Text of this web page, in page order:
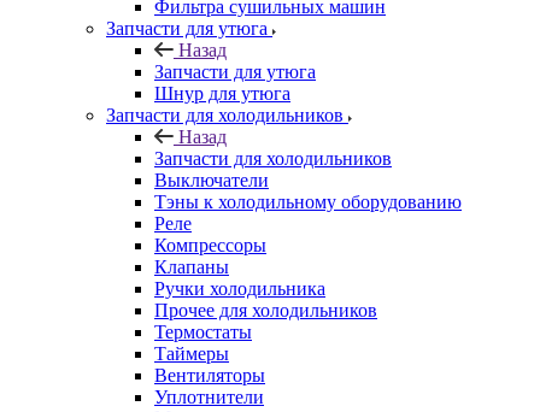
Фильтра сушильных машин
Запчасти для утюга
Назад
Запчасти для утюга
Шнур для утюга
Запчасти для холодильников
Назад
Запчасти для холодильников
Выключатели
Тэны к холодильному оборудованию
Реле
Компрессоры
Клапаны
Ручки холодильника
Прочее для холодильников
Термостаты
Таймеры
Вентиляторы
Уплотнители